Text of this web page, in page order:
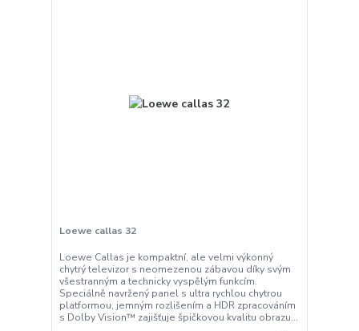
Loewe callas 32
Loewe Callas je kompaktní, ale velmi výkonný
chytrý televizor s neomezenou zábavou díky svým
všestranným a technicky vyspělým funkcím.
Speciálně navržený panel s ultra rychlou chytrou
platformou, jemným rozlišením a HDR zpracováním
s Dolby Vision™ zajišťuje špičkovou kvalitu obrazu...